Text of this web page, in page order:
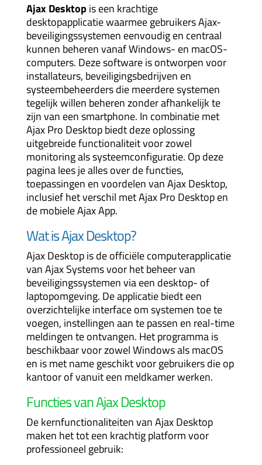
Ajax Desktopis een krachtige
desktopapplicatie waarmee gebruikers Ajax-
beveiligingssystemen eenvoudig en centraal
kunnen beheren vanaf Windows- en macOS-
computers. Deze software is ontworpen voor
installateurs, beveiligingsbedrijven en
systeembeheerders die meerdere systemen
tegelijk willen beheren zonder afhankelijk te
zijn van een smartphone. In combinatie met
Ajax Pro Desktop biedt deze oplossing
uitgebreide functionaliteit voor zowel
monitoring als systeemconfiguratie. Op deze
pagina lees je alles over de functies,
toepassingen en voordelen van Ajax Desktop,
inclusief het verschil met Ajax Pro Desktop en
de mobiele Ajax App.
Wat is Ajax Desktop?
Ajax Desktop is de officiële computerapplicatie
van Ajax Systems voor het beheer van
beveiligingssystemen via een desktop- of
laptopomgeving. De applicatie biedt een
overzichtelijke interface om systemen toe te
voegen, instellingen aan te passen en real-time
meldingen te ontvangen. Het programma is
beschikbaar voor zowel Windows als macOS
en is met name geschikt voor gebruikers die op
kantoor of vanuit een meldkamer werken.
Functies van Ajax Desktop
De kernfunctionaliteiten van Ajax Desktop
maken het tot een krachtig platform voor
professioneel gebruik: